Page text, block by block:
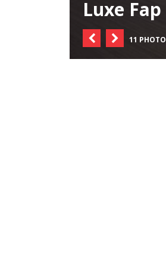
Luxe Fap
11